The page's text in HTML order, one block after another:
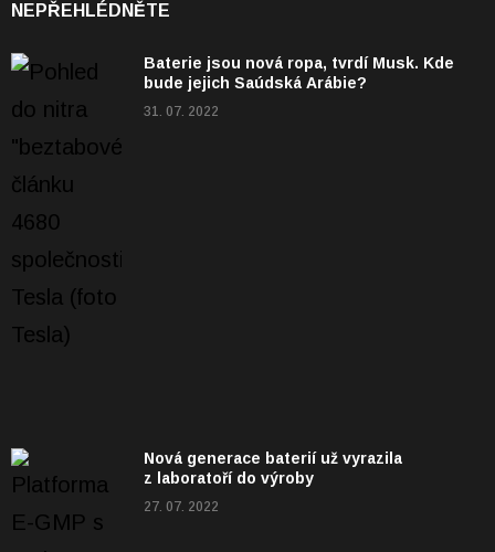
NEPŘEHLÉDNĚTE
Baterie jsou nová ropa, tvrdí Musk. Kde
bude jejich Saúdská Arábie?
31. 07. 2022
Nová generace baterií už vyrazila
z laboratoří do výroby
27. 07. 2022